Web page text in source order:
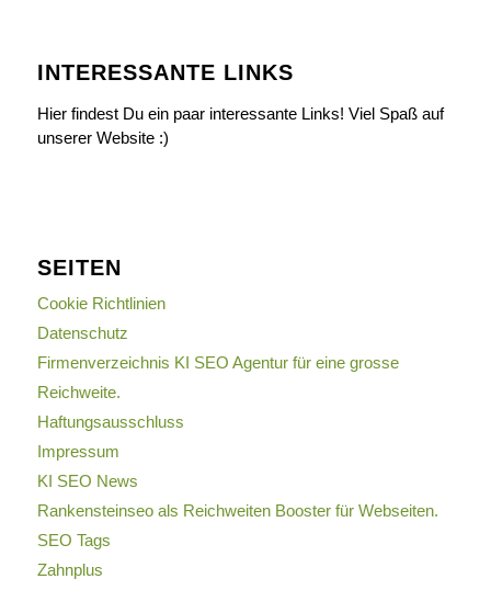
INTERESSANTE LINKS
Hier findest Du ein paar interessante Links! Viel Spaß auf
unserer Website :)
SEITEN
Cookie Richtlinien
Datenschutz
Firmenverzeichnis KI SEO Agentur für eine grosse
Reichweite.
Haftungsausschluss
Impressum
KI SEO News
Rankensteinseo als Reichweiten Booster für Webseiten.
SEO Tags
Zahnplus